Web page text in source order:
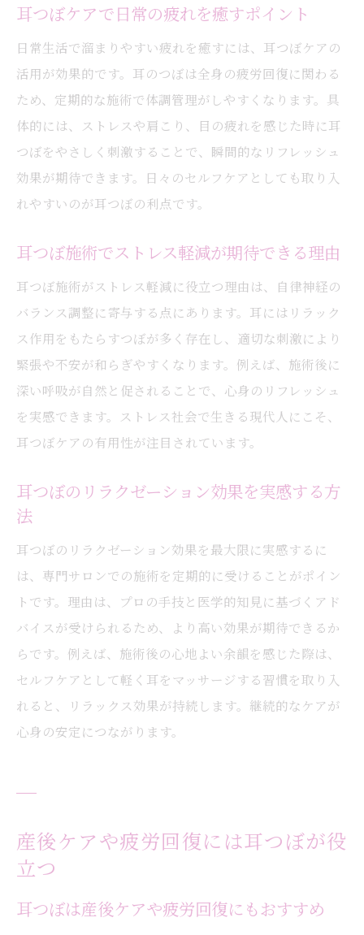
耳つぼケアで日常の疲れを癒すポイント
日常生活で溜まりやすい疲れを癒すには、耳つぼケアの
活用が効果的です。耳のつぼは全身の疲労回復に関わる
ため、定期的な施術で体調管理がしやすくなります。具
体的には、ストレスや肩こり、目の疲れを感じた時に耳
つぼをやさしく刺激することで、瞬間的なリフレッシュ
効果が期待できます。日々のセルフケアとしても取り入
れやすいのが耳つぼの利点です。
耳つぼ施術でストレス軽減が期待できる理由
耳つぼ施術がストレス軽減に役立つ理由は、自律神経の
バランス調整に寄与する点にあります。耳にはリラック
ス作用をもたらすつぼが多く存在し、適切な刺激により
緊張や不安が和らぎやすくなります。例えば、施術後に
深い呼吸が自然と促されることで、心身のリフレッシュ
を実感できます。ストレス社会で生きる現代人にこそ、
耳つぼケアの有用性が注目されています。
耳つぼのリラクゼーション効果を実感する方
法
耳つぼのリラクゼーション効果を最大限に実感するに
は、専門サロンでの施術を定期的に受けることがポイン
トです。理由は、プロの手技と医学的知見に基づくアド
バイスが受けられるため、より高い効果が期待できるか
らです。例えば、施術後の心地よい余韻を感じた際は、
セルフケアとして軽く耳をマッサージする習慣を取り入
れると、リラックス効果が持続します。継続的なケアが
心身の安定につながります。
産後ケアや疲労回復には耳つぼが役
立つ
耳つぼは産後ケアや疲労回復にもおすすめ